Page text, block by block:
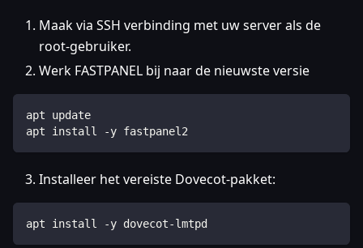
Maak via SSH verbinding met uw server als de
root-gebruiker.
Werk FASTPANEL bij naar de nieuwste versie
apt update
apt install -y fastpanel2
Installeer het vereiste Dovecot-pakket:
apt install -y dovecot-lmtpd